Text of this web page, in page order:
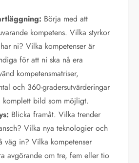
Börja med att
kompetens. Vilka styrkor
ni? Vilka kompetenser är
för att ni ska nå era
kompetensmatriser,
och 360-gradersutvärderingar
komplett bild som möjligt.
Blicka framåt. Vilka trender
Vilka nya teknologier och
väg in? Vilka kompetenser
avgörande om tre, fem eller tio